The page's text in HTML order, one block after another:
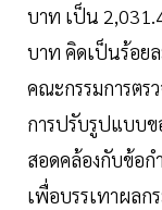
บาท เป็น
บาท คิดเป็นร้อย
คณะกรรมการตร
การปรับรูปแบบข
สอดคล้องกับข้อก
เพื่อบรรเทาผล